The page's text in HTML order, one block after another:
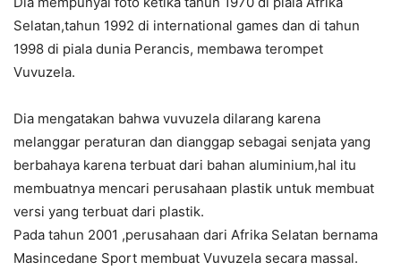
Selatan,tahun 1992 di international games dan di tahun
1998 di piala dunia Perancis, membawa terompet
Vuvuzela.
Dia mengatakan bahwa vuvuzela dilarang karena
melanggar peraturan dan dianggap sebagai senjata yang
berbahaya karena terbuat dari bahan aluminium,hal itu
membuatnya mencari perusahaan plastik untuk membuat
versi yang terbuat dari plastik.
Pada tahun 2001 ,perusahaan dari Afrika Selatan bernama
Masincedane Sport membuat Vuvuzela secara massal.